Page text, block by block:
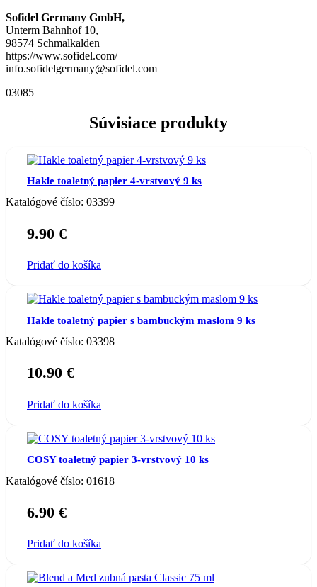
Sofidel Germany GmbH,
Unterm Bahnhof 10,
98574 Schmalkalden
https://www.sofidel.com/
info.sofidelgermany@sofidel.com
03085
Súvisiace produkty
Hakle toaletný papier 4-vrstvový 9 ks
Katalógové číslo: 03399
9.90 €
Pridať do košíka
Hakle toaletný papier s bambuckým maslom 9 ks
Katalógové číslo: 03398
10.90 €
Pridať do košíka
COSY toaletný papier 3-vrstvový 10 ks
Katalógové číslo: 01618
6.90 €
Pridať do košíka